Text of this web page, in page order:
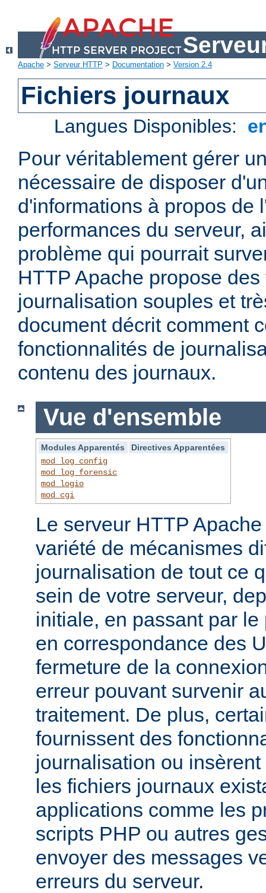
Apache > Serveur HTTP > Documentation > Version 2.4
Fichiers journaux
Langues Disponibles:
Pour véritablement gérer
nécessaire de disposer
d'informations à propos de
performances du serveur,
problème qui pourrait
HTTP Apache propose
journalisation souples et
document décrit comment
fonctionnalités de
contenu des journaux.
Vue d'ensemble
Modules Apparentés
Directives Apparentées
mod_log_config
mod_log_forensic
mod_logio
mod_cgi
Le serveur HTTP
variété de mécanismes
journalisation de tout ce
sein de votre serveur,
initiale, en passant par
en correspondance des
fermeture de la
erreur pouvant survenir
traitement. De plus,
fournissent des
journalisation ou
les fichiers journaux
applications comme les
scripts PHP ou autres
envoyer des messages
erreurs du serveur.